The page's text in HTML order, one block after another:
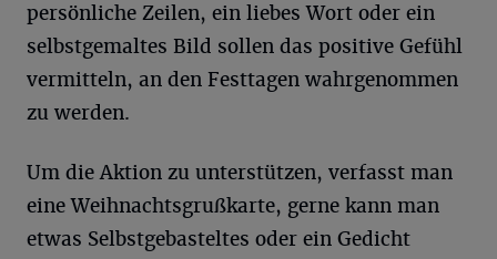
persönliche Zeilen, ein liebes Wort oder ein
selbstgemaltes Bild sollen das positive Gefühl
vermitteln, an den Festtagen wahrgenommen
zu werden.
Um die Aktion zu unterstützen, verfasst man
eine Weihnachtsgrußkarte, gerne kann man
etwas Selbstgebasteltes oder ein Gedicht